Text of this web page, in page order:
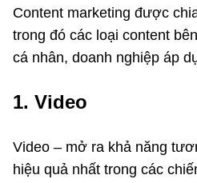
Content marketing được
trong đó các loại content
cá nhân, doanh nghiệp áp
1. Video
Video – mở ra khả năng
hiệu quả nhất trong các